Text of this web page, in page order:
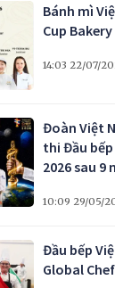
Bánh mì
Cup
14:03 22/07/
Đoàn Việt
thi Đầu
2026 sau 9
10:09 29/05/
Đầu bếp
Global